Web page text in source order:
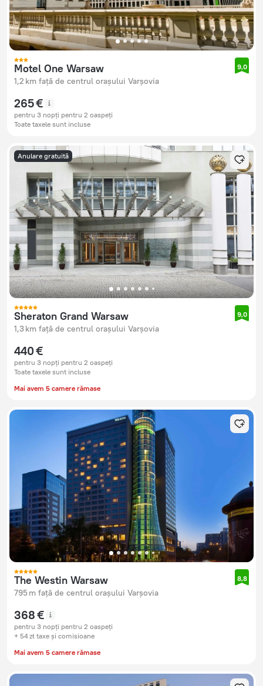
Motel One Warsaw
1,2 km față de centrul orașului Varșovia
9,0
265 €
pentru 3 nopți pentru 2 oaspeți
Toate taxele sunt incluse
Anulare gratuită
Sheraton Grand Warsaw
1,3 km față de centrul orașului Varșovia
9,0
440 €
pentru 3 nopți pentru 2 oaspeți
Toate taxele sunt incluse
Mai avem 5 camere rămase
The Westin Warsaw
795 m față de centrul orașului Varșovia
8,8
368 €
pentru 3 nopți pentru 2 oaspeți
+ 54 zł taxe și comisioane
Mai avem 5 camere rămase